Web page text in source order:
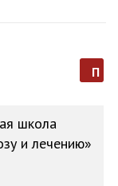
п
школа
и лечению»